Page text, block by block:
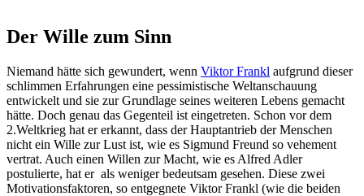
Der Wille zum Sinn
Niemand hätte sich gewundert, wenn Viktor Frankl aufgrund dieser
schlimmen Erfahrungen eine pessimistische Weltanschauung
entwickelt und sie zur Grundlage seines weiteren Lebens gemacht
hätte. Doch genau das Gegenteil ist eingetreten. Schon vor dem
2.Weltkrieg hat er erkannt, dass der Hauptantrieb der Menschen
nicht ein Wille zur Lust ist, wie es Sigmund Freund so vehement
vertrat. Auch einen Willen zur Macht, wie es Alfred Adler
postulierte, hat er als weniger bedeutsam gesehen. Diese zwei
Motivationsfaktoren, so entgegnete Viktor Frankl (wie die beiden